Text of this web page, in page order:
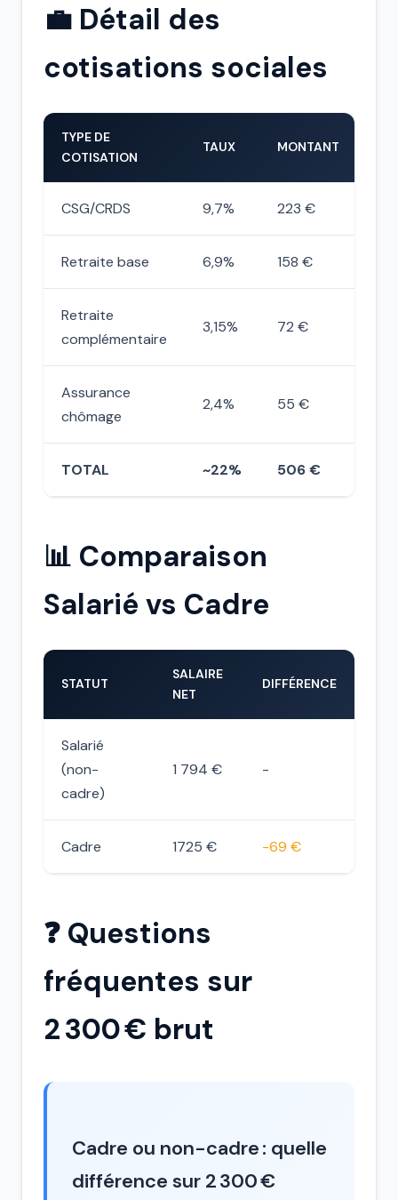
💼 Détail des
cotisations sociales
TYPE DE
COTISATION
TAUX MONTANT
CSG/CRDS 9,7% 223 €
Retraite base 6,9% 158 €
Retraite
complémentaire
3,15% 72 €
Assurance
chômage
2,4% 55 €
TOTAL ~22% 506 €
📊 Comparaison
Salarié vs Cadre
STATUT
SALAIRE
NET
DIFFÉRENCE
Salarié
(non-
cadre)
1 794 € -
Cadre 1725 € -69 €
❓ Questions
fréquentes sur
2 300 € brut
Cadre ou non-cadre : quelle
différence sur 2 300 €